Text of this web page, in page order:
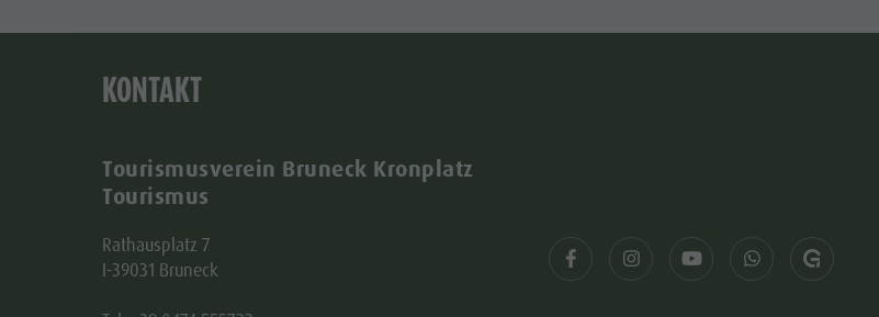
KONTAKT
Tourismusverein Bruneck Kronplatz
Tourismus
Rathausplatz 7
I-39031 Bruneck